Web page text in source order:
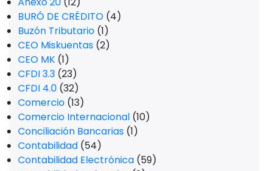
BURÓ DE CRÉDITO (4)
Buzón Tributario (1)
CEO Miskuentas (2)
CEO MK (1)
CFDI 3.3 (23)
CFDI 4.0 (32)
Comercio (13)
Comercio Internacional (10)
Conciliación Bancarias (1)
Contabilidad (54)
Contabilidad Electrónica (59)